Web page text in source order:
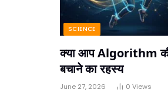
SCIENCE
क्या आप Algorithm
बचाने का रहस्य
June 27, 2026 0 Views